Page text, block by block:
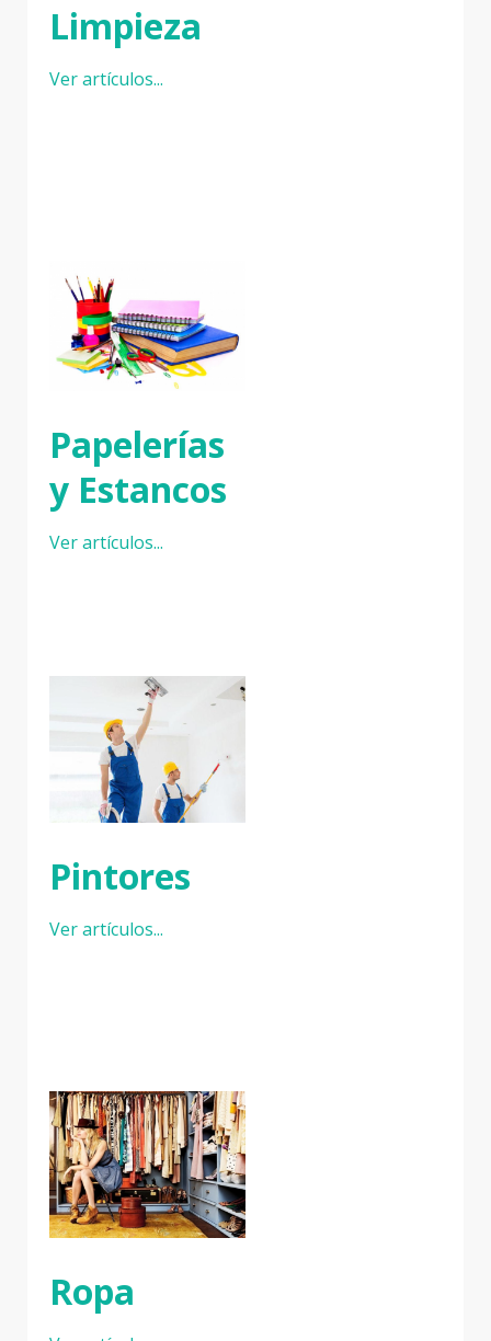
Limpieza
Ver artículos...
Papelerías
y Estancos
Ver artículos...
Pintores
Ver artículos...
Ropa